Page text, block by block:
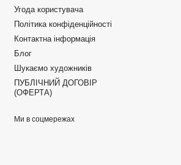
Угода користувача
Політика конфіденційності
Контактна інформація
Блог
Шукаємо художників
ПУБЛІЧНИЙ ДОГОВІР
(ОФЕРТА)
Ми в соцмережах